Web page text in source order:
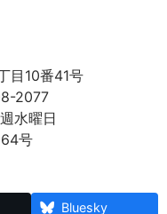
目10番41号
2077
水曜日
号
Bluesky